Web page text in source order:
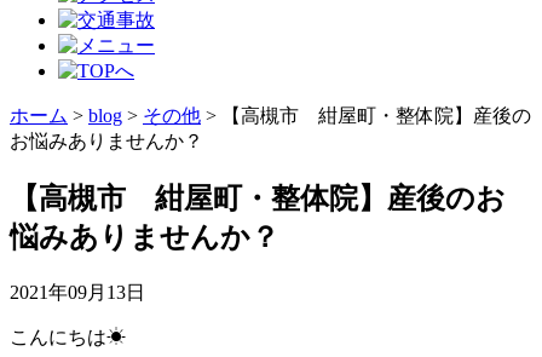
ホーム > blog > その他 >
【高槻市 紺屋町・整体院】産後の
お悩みありませんか？
【高槻市 紺屋町・整体院】産後のお
悩みありませんか？
2021年09月13日
こんにちは☀︎